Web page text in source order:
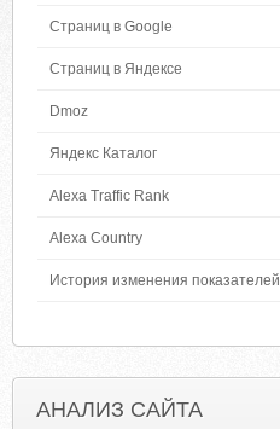
Страниц в Google
Страниц в Яндексе
Dmoz
Яндекс Каталог
Alexa Traffic Rank
Alexa Country
История изменения показателей
АНАЛИЗ САЙТА